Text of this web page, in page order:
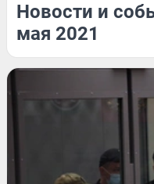
Новости и
мая 2021